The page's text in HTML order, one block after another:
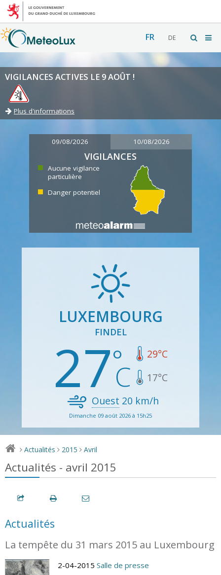
FR DE
VIGILANCES ACTIVES LE 9 AOÛT !
Plus d'informations
09/08/2026 10/08/2026
VIGILANCES
Aucune vigilance
particulière
Danger potentiel
LUXEMBOURG
FINDEL
27 29°C
17°C
Ouest 20 km/h
Dimanche 09 août 2026 à 15h25
> Actualités > 2015 > Avril
Actualités - avril 2015
Actualités
La tempête du 31 mars 2015 au Luxembourg
2-04-2015 Salle de presse